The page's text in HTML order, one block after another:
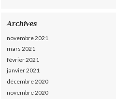
Archives
novembre 2021
mars 2021
février 2021
janvier 2021
décembre 2020
novembre 2020